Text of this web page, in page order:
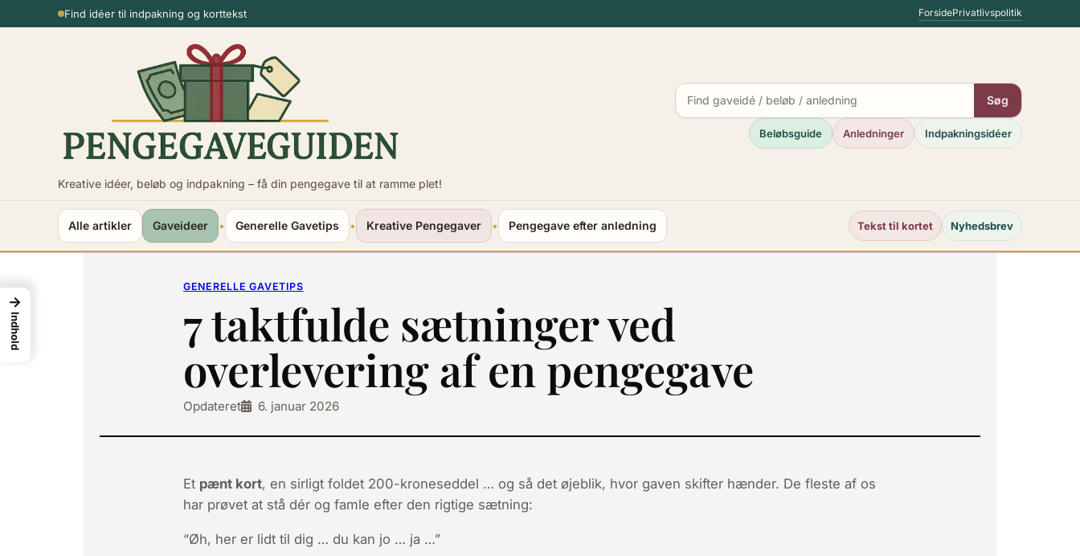
til
Usikker på beløbet? ForsidePrivatlivspolitik
Kreative idéer, beløb og indpakning – få din pengegave til at ramme plet!
Søg
Beløbsguide Anledninger Indpakningsidéer
Alle artikler Gaveideer • Generelle Gavetips • Kreative Pengegaver • Pengegave efter anledning Tekst til kortet Nyhedsbrev
GENERELLE GAVETIPS
7 taktfulde sætninger ved
overlevering af en pengegave
Opdateret 6. januar 2026
Et pænt kort, en sirligt foldet 200-krone­seddel … og så det øjeblik, hvor gaven skifter hænder. De fleste af os
har prøvet at stå dér og famle efter den rigtige sætning:
“Øh, her er lidt til dig … du kan jo … ja …”
→
Indhold